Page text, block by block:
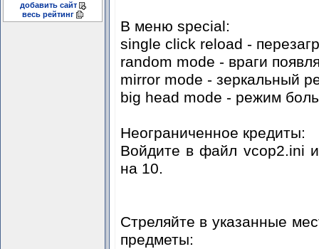
добавить сайт
весь рейтинг
В меню special:
single click reload -
random mode - враги
mirror mode - зеркальный
big head mode - режим
Неограниченное кредиты:
Войдите в файл vcop2.ini
на 10.
Стреляйте в указанные
предметы: